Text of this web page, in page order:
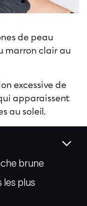
brune
les plus
de peau
marron clair au
excessive de
apparaissent
au soleil.